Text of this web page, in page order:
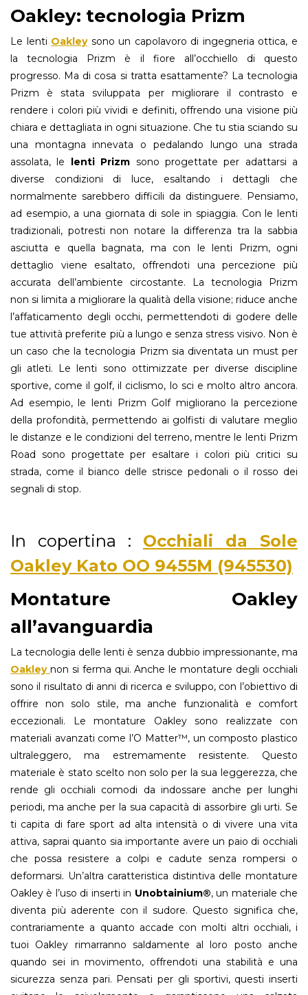
Oakley: tecnologia Prizm
Le lenti Oakleysono un capolavoro di ingegneria ottica, e
la tecnologia Prizm è il fiore all’occhiello di questo
progresso. Ma di cosa si tratta esattamente? La tecnologia
Prizm è stata sviluppata per migliorare il contrasto e
rendere i colori più vividi e definiti, offrendo una visione più
chiara e dettagliata in ogni situazione. Che tu stia sciando su
una montagna innevata o pedalando lungo una strada
assolata, le lenti Prizm sono progettate per adattarsi a
diverse condizioni di luce, esaltando i dettagli che
normalmente sarebbero difficili da distinguere. Pensiamo,
ad esempio, a una giornata di sole in spiaggia. Con le lenti
tradizionali, potresti non notare la differenza tra la sabbia
asciutta e quella bagnata, ma con le lenti Prizm, ogni
dettaglio viene esaltato, offrendoti una percezione più
accurata dell’ambiente circostante. La tecnologia Prizm
non si limita a migliorare la qualità della visione; riduce anche
l’affaticamento degli occhi, permettendoti di godere delle
tue attività preferite più a lungo e senza stress visivo. Non è
un caso che la tecnologia Prizm sia diventata un must per
gli atleti. Le lenti sono ottimizzate per diverse discipline
sportive, come il golf, il ciclismo, lo sci e molto altro ancora.
Ad esempio, le lenti Prizm Golf migliorano la percezione
della profondità, permettendo ai golfisti di valutare meglio
le distanze e le condizioni del terreno, mentre le lenti Prizm
Road sono progettate per esaltare i colori più critici su
strada, come il bianco delle strisce pedonali o il rosso dei
segnali di stop.
In copertina : Occhiali da Sole
Oakley Kato OO 9455M (945530)
Montature Oakley
all’avanguardia
La tecnologia delle lenti è senza dubbio impressionante, ma
Oakley non si ferma qui. Anche le montature degli occhiali
sono il risultato di anni di ricerca e sviluppo, con l’obiettivo di
offrire non solo stile, ma anche funzionalità e comfort
eccezionali. Le montature Oakley sono realizzate con
materiali avanzati come l’O Matter™, un composto plastico
ultraleggero, ma estremamente resistente. Questo
materiale è stato scelto non solo per la sua leggerezza, che
rende gli occhiali comodi da indossare anche per lunghi
periodi, ma anche per la sua capacità di assorbire gli urti. Se
ti capita di fare sport ad alta intensità o di vivere una vita
attiva, saprai quanto sia importante avere un paio di occhiali
che possa resistere a colpi e cadute senza rompersi o
deformarsi. Un’altra caratteristica distintiva delle montature
Oakley è l’uso di inserti in Unobtainium®, un materiale che
diventa più aderente con il sudore. Questo significa che,
contrariamente a quanto accade con molti altri occhiali, i
tuoi Oakley rimarranno saldamente al loro posto anche
quando sei in movimento, offrendoti una stabilità e una
sicurezza senza pari. Pensati per gli sportivi, questi inserti